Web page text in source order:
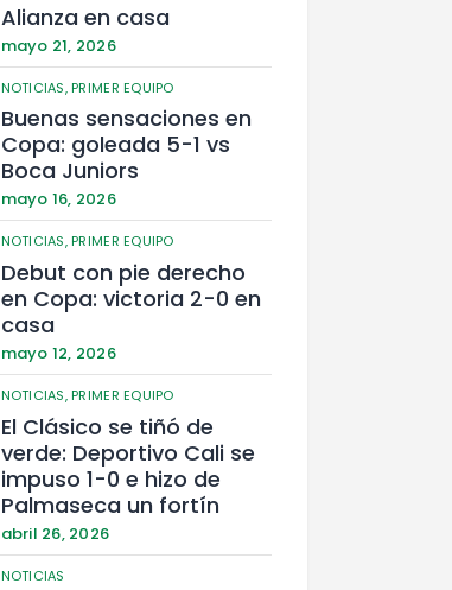
Alianza en casa
mayo 21, 2026
NOTICIAS,PRIMER EQUIPO
Buenas sensaciones en
Copa: goleada 5-1 vs
Boca Juniors
mayo 16, 2026
NOTICIAS,PRIMER EQUIPO
Debut con pie derecho
en Copa: victoria 2-0 en
casa
mayo 12, 2026
NOTICIAS,PRIMER EQUIPO
El Clásico se tiñó de
verde: Deportivo Cali se
impuso 1-0 e hizo de
Palmaseca un fortín
abril 26, 2026
NOTICIAS